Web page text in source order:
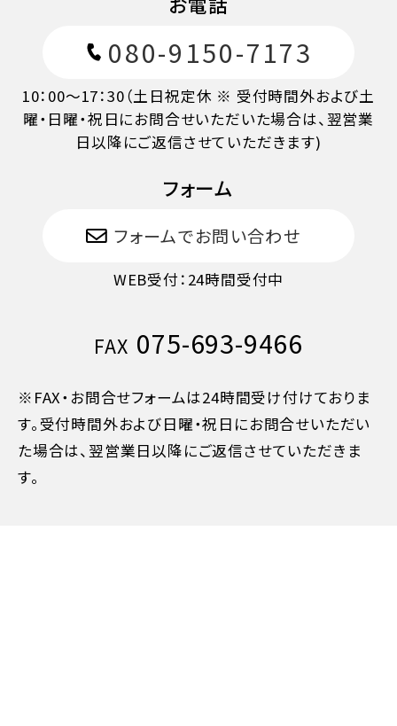
080-9150-7173
10：00～17：30（土日祝定休 ※ 受付時間外および土
曜・日曜・祝日にお問合せいただいた場合は、翌営業
日以降にご返信させていただきます)
フォーム
フォームでお問い合わせ
WEB受付：24時間受付中
FAX 075-693-9466
※FAX・お問合せフォームは24時間受け付けておりま
す。受付時間外および日曜・祝日にお問合せいただい
た場合は、翌営業日以降にご返信させていただきま
す。